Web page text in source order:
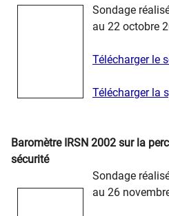
Sondage
au 22 octobre
Télécharger le
Télécharger la
Baromètre IRSN 2002 sur la
sécurité
Sondage
au 26